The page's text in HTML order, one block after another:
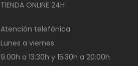
TIENDA ONLINE 24H
Atención telefónica:
Lunes a viernes
9.00h a 13:30h y 15:30h a 20:00h